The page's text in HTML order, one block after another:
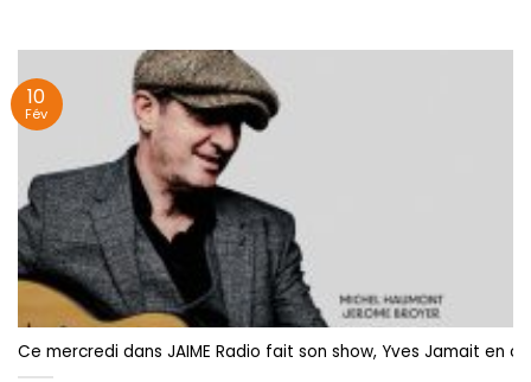
Ce mercredi dans JAIME Radio fait son show, Yves Jamait en
10
Fév